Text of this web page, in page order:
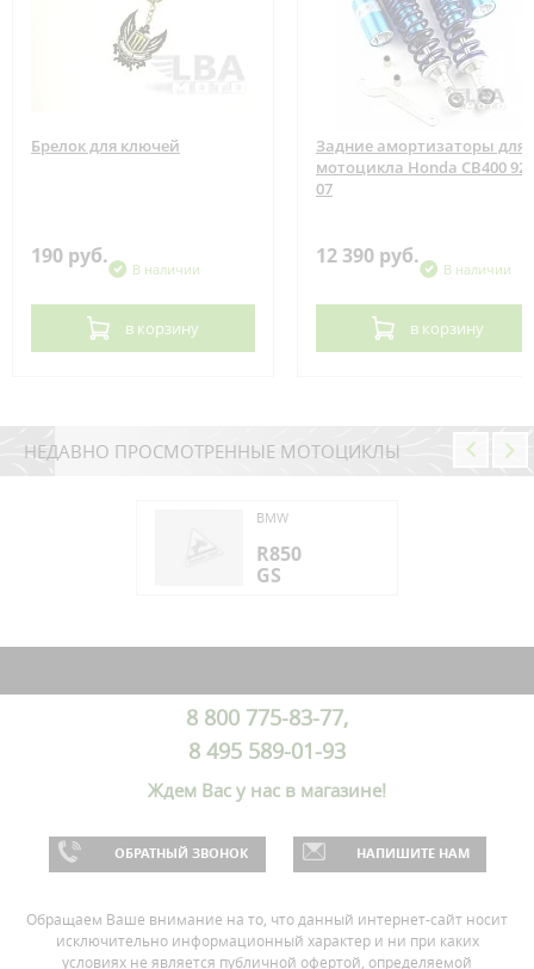
Брелок для ключей
190 руб.
В наличии
в корзину
Задние амортизаторы для
мотоцикла Honda CB400 92-
07
12 390 руб.
В наличии
в корзину
НЕДАВНО ПРОСМОТРЕННЫЕ МОТОЦИКЛЫ
BMW
R850
GS
8 800 775-83-77,
8 495 589-01-93
Ждем Вас у нас в магазине!
ОБРАТНЫЙ ЗВОНОК НАПИШИТЕ НАМ
Обращаем Ваше внимание на то, что данный интернет-сайт носит
исключительно информационный характер и ни при каких
условиях не является публичной офертой, определяемой